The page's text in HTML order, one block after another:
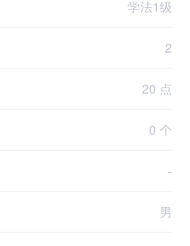
学法1级
2
20 点
0 个
-
男